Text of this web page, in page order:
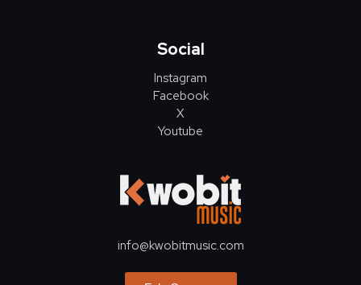
Social
Instagram
Facebook
X
Youtube
info@kwobitmusic.com